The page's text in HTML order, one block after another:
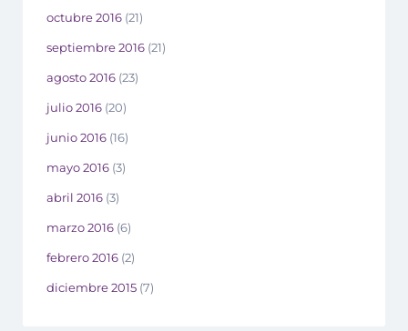
octubre 2016 (21)
septiembre 2016 (21)
agosto 2016 (23)
julio 2016 (20)
junio 2016 (16)
mayo 2016 (3)
abril 2016 (3)
marzo 2016 (6)
febrero 2016 (2)
diciembre 2015 (7)